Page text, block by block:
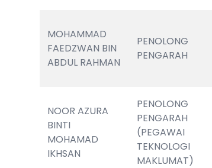
MOHAMMAD
FAEDZWAN BIN
ABDUL RAHMAN
PENOLONG
PENGARAH
NOOR AZURA
BINTI
MOHAMAD
IKHSAN
PENOLONG
PENGARAH
(PEGAWAI
TEKNOLOGI
MAKLUMAT)